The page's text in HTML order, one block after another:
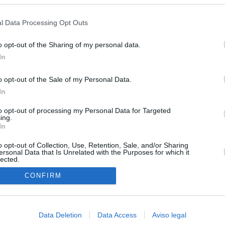
Data Processing Opt Outs
opt-out of the Sharing of my personal data.
opt-out of the Sale of my Personal Data.
opt-out of processing my Personal Data for Targeted
opt-out of Collection, Use, Retention, Sale, and/or Sharing
Data that Is Unrelated with the Purposes for which it
CONFIRM
Data Deletion Data Access Aviso legal
por los incendios
de los honorarios de la inmobiliaria a la estimación de venta
era de la impunidad
juzgar a la alcaldesa de Alcalá por la filtración de informes
a la jefa" Ayuso
dentro de los grupos de WhatsApp, Facebook e Instagram
nuevo cruce a Ceuta desde Marruecos para el 15 de agosto